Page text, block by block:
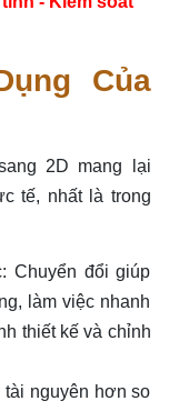
Của
2D mang lại
tế, nhất là trong
Chuyển đổi giúp
làm việc nhanh
thiết kế và chỉnh
nguyên hơn so